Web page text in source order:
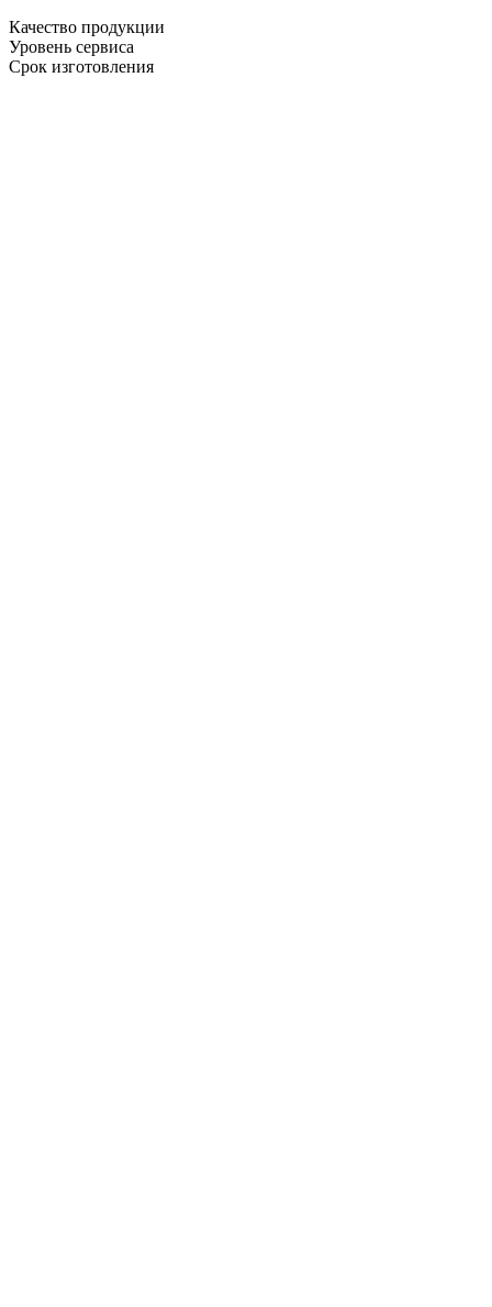
Качество продукции
Уровень сервиса
Срок изготовления